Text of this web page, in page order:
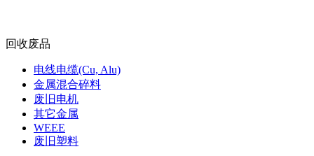
回收废品
电线电缆(Cu, Alu)
金属混合碎料
废旧电机
其它金属
WEEE
废旧塑料